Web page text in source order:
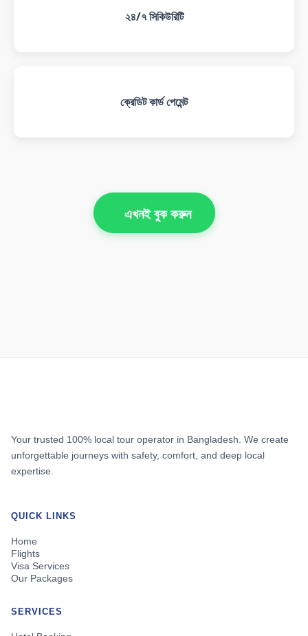
২৪/৭ সিকিউরিটি
ক্রেডিট কার্ড পেমেন্ট
এখনই বুক করুন
Your trusted 100% local tour operator in Bangladesh. We create
unforgettable journeys with safety, comfort, and deep local
expertise.
QUICK LINKS
Home
Flights
Visa Services
Our Packages
SERVICES